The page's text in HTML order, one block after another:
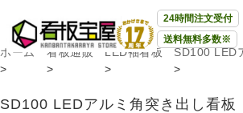
24時間注文受付
送料無料多数※
ホーム
>
看板通販
>
LED袖看板
>
SD100 LED
>
SD100 LEDアルミ角突き出し看板